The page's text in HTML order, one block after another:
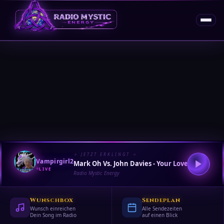
Vampirgirl2
LIVE
✧ JETZT ERKLINGT ✧
Mark Oh Vs. John Davies - Your Love
Radio Mystic Energy
Wunschbox
Wunsch einreichen
Dein Song im Radio
Sendeplan
Alle Sendezeiten
auf einen Blick